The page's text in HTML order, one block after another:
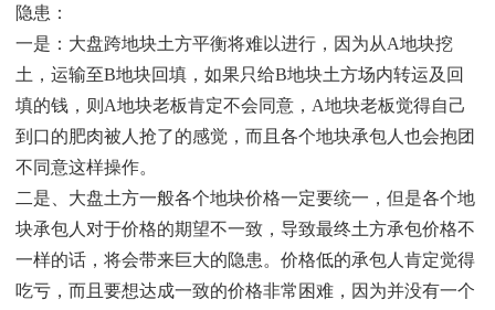
隐患：
一是：大盘跨地块土方平衡将难以进行，因为从A地块挖
土，运输至B地块回填，如果只给B地块土方场内转运及回
填的钱，则A地块老板肯定不会同意，A地块老板觉得自己
到口的肥肉被人抢了的感觉，而且各个地块承包人也会抱团
不同意这样操作。
二是、大盘土方一般各个地块价格一定要统一，但是各个地
块承包人对于价格的期望不一致，导致最终土方承包价格不
一样的话，将会带来巨大的隐患。价格低的承包人肯定觉得
吃亏，而且要想达成一致的价格非常困难，因为并没有一个